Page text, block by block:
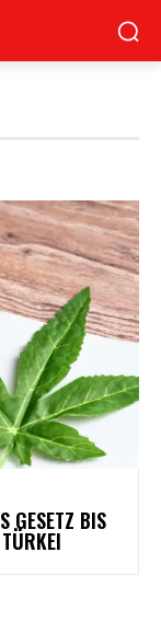
GESETZ BIS